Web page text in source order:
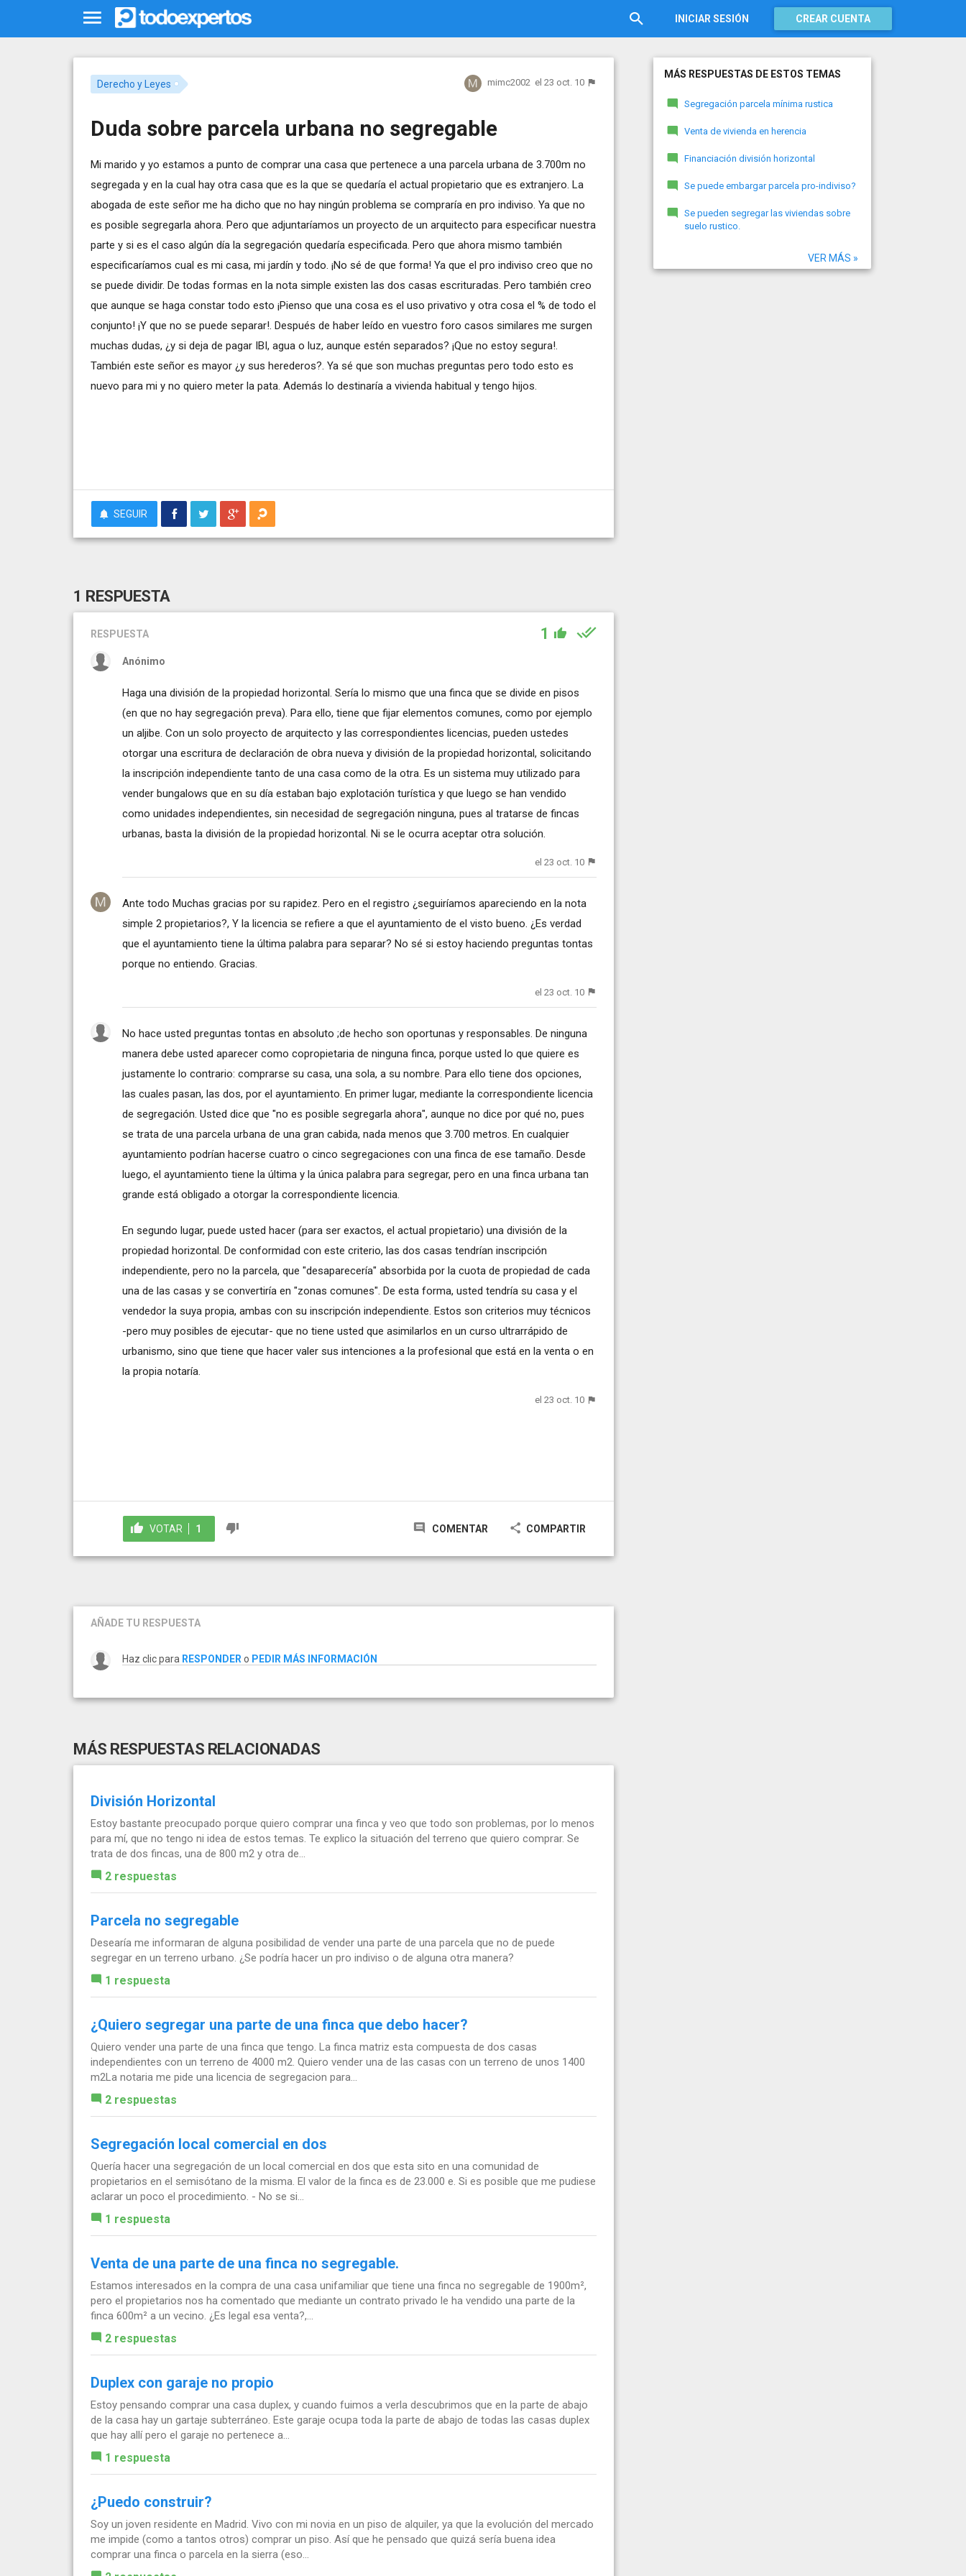
INICIAR SESIÓN CREAR CUENTA
Derecho y Leyes mimc2002 el 23 oct. 10
Duda sobre parcela urbana no segregable
Mi marido y yo estamos a punto de comprar una casa que pertenece a una parcela urbana de 3.700m no
segregada y en la cual hay otra casa que es la que se quedaría el actual propietario que es extranjero. La
abogada de este señor me ha dicho que no hay ningún problema se compraría en pro indiviso. Ya que no
es posible segregarla ahora. Pero que adjuntaríamos un proyecto de un arquitecto para especificar nuestra
parte y si es el caso algún día la segregación quedaría especificada. Pero que ahora mismo también
especificaríamos cual es mi casa, mi jardín y todo. ¡No sé de que forma! Ya que el pro indiviso creo que no
se puede dividir. De todas formas en la nota simple existen las dos casas escrituradas. Pero también creo
que aunque se haga constar todo esto ¡Pienso que una cosa es el uso privativo y otra cosa el % de todo el
conjunto! ¡Y que no se puede separar!. Después de haber leído en vuestro foro casos similares me surgen
muchas dudas, ¿y si deja de pagar IBI, agua o luz, aunque estén separados? ¡Que no estoy segura!.
También este señor es mayor ¿y sus herederos?. Ya sé que son muchas preguntas pero todo esto es
nuevo para mi y no quiero meter la pata. Además lo destinaría a vivienda habitual y tengo hijos.
SEGUIR
1 RESPUESTA
RESPUESTA 1
Anónimo
Haga una división de la propiedad horizontal. Sería lo mismo que una finca que se divide en pisos
(en que no hay segregación preva). Para ello, tiene que fijar elementos comunes, como por ejemplo
un aljibe. Con un solo proyecto de arquitecto y las correspondientes licencias, pueden ustedes
otorgar una escritura de declaración de obra nueva y división de la propiedad horizontal, solicitando
la inscripción independiente tanto de una casa como de la otra. Es un sistema muy utilizado para
vender bungalows que en su día estaban bajo explotación turística y que luego se han vendido
como unidades independientes, sin necesidad de segregación ninguna, pues al tratarse de fincas
urbanas, basta la división de la propiedad horizontal. Ni se le ocurra aceptar otra solución.
el 23 oct. 10
Ante todo Muchas gracias por su rapidez. Pero en el registro ¿seguiríamos apareciendo en la nota
simple 2 propietarios?, Y la licencia se refiere a que el ayuntamiento de el visto bueno. ¿Es verdad
que el ayuntamiento tiene la última palabra para separar? No sé si estoy haciendo preguntas tontas
porque no entiendo. Gracias.
el 23 oct. 10
No hace usted preguntas tontas en absoluto ;de hecho son oportunas y responsables. De ninguna
manera debe usted aparecer como copropietaria de ninguna finca, porque usted lo que quiere es
justamente lo contrario: comprarse su casa, una sola, a su nombre. Para ello tiene dos opciones,
las cuales pasan, las dos, por el ayuntamiento. En primer lugar, mediante la correspondiente licencia
de segregación. Usted dice que "no es posible segregarla ahora", aunque no dice por qué no, pues
se trata de una parcela urbana de una gran cabida, nada menos que 3.700 metros. En cualquier
ayuntamiento podrían hacerse cuatro o cinco segregaciones con una finca de ese tamaño. Desde
luego, el ayuntamiento tiene la última y la única palabra para segregar, pero en una finca urbana tan
grande está obligado a otorgar la correspondiente licencia.
En segundo lugar, puede usted hacer (para ser exactos, el actual propietario) una división de la
propiedad horizontal. De conformidad con este criterio, las dos casas tendrían inscripción
independiente, pero no la parcela, que "desaparecería" absorbida por la cuota de propiedad de cada
una de las casas y se convertiría en "zonas comunes". De esta forma, usted tendría su casa y el
vendedor la suya propia, ambas con su inscripción independiente. Estos son criterios muy técnicos
-pero muy posibles de ejecutar- que no tiene usted que asimilarlos en un curso ultrarrápido de
urbanismo, sino que tiene que hacer valer sus intenciones a la profesional que está en la venta o en
la propia notaría.
el 23 oct. 10
VOTAR 1 COMENTAR COMPARTIR
AÑADE TU RESPUESTA
Haz clic para RESPONDER o PEDIR MÁS INFORMACIÓN
MÁS RESPUESTAS RELACIONADAS
División Horizontal
Estoy bastante preocupado porque quiero comprar una finca y veo que todo son problemas, por lo menos
para mí, que no tengo ni idea de estos temas. Te explico la situación del terreno que quiero comprar. Se
trata de dos fincas, una de 800 m2 y otra de...
2 respuestas
Parcela no segregable
Desearía me informaran de alguna posibilidad de vender una parte de una parcela que no de puede
segregar en un terreno urbano. ¿Se podría hacer un pro indiviso o de alguna otra manera?
1 respuesta
¿Quiero segregar una parte de una finca que debo hacer?
Quiero vender una parte de una finca que tengo. La finca matriz esta compuesta de dos casas
independientes con un terreno de 4000 m2. Quiero vender una de las casas con un terreno de unos 1400
m2La notaria me pide una licencia de segregacion para...
2 respuestas
Segregación local comercial en dos
Quería hacer una segregación de un local comercial en dos que esta sito en una comunidad de
propietarios en el semisótano de la misma. El valor de la finca es de 23.000 e. Si es posible que me pudiese
aclarar un poco el procedimiento. - No se si...
1 respuesta
Venta de una parte de una finca no segregable.
Estamos interesados en la compra de una casa unifamiliar que tiene una finca no segregable de 1900m²,
pero el propietarios nos ha comentado que mediante un contrato privado le ha vendido una parte de la
finca 600m² a un vecino. ¿Es legal esa venta?,...
2 respuestas
Duplex con garaje no propio
Estoy pensando comprar una casa duplex, y cuando fuimos a verla descubrimos que en la parte de abajo
de la casa hay un gartaje subterráneo. Este garaje ocupa toda la parte de abajo de todas las casas duplex
que hay allí pero el garaje no pertenece a...
1 respuesta
¿Puedo construir?
Soy un joven residente en Madrid. Vivo con mi novia en un piso de alquiler, ya que la evolución del mercado
me impide (como a tantos otros) comprar un piso. Así que he pensado que quizá sería buena idea
comprar una finca o parcela en la sierra (eso...
MÁS RESPUESTAS DE ESTOS TEMAS
Segregación parcela mínima rustica
Venta de vivienda en herencia
Financiación división horizontal
Se puede embargar parcela pro-indiviso?
Se pueden segregar las viviendas sobre
suelo rustico.
VER MÁS »